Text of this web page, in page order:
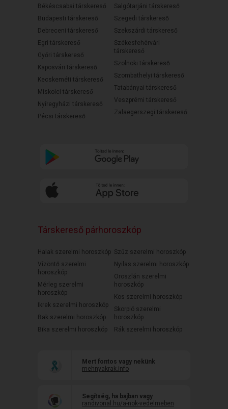
Békéscsabai társkereső
Budapesti társkereső
Debreceni társkereső
Egri társkereső
Győri társkereső
Kaposvári társkereső
Kecskeméti társkereső
Miskolci társkereső
Nyíregyházi társkereső
Pécsi társkereső
Salgótarjáni társkereső
Szegedi társkereső
Szekszárdi társkereső
Székesfehérvári
társkereső
Szolnoki társkereső
Szombathelyi társkereső
Tatabányai társkereső
Veszprémi társkereső
Zalaegerszegi társkereső
Társkereső párhoroszkóp
Halak szerelmi horoszkóp
Vízöntő szerelmi
horoszkóp
Mérleg szerelmi
horoszkóp
Ikrek szerelmi horoszkóp
Bak szerelmi horoszkóp
Bika szerelmi horoszkóp
Szűz szerelmi horoszkóp
Nyilas szerelmi horoszkóp
Oroszlán szerelmi
horoszkóp
Kos szerelmi horoszkóp
Skorpió szerelmi
horoszkóp
Rák szerelmi horoszkóp
Mert fontos vagy nekünk
mehnyakrak.info
Segítség, ha bajban vagy
randivonal.hu/a-nok-vedelmeben